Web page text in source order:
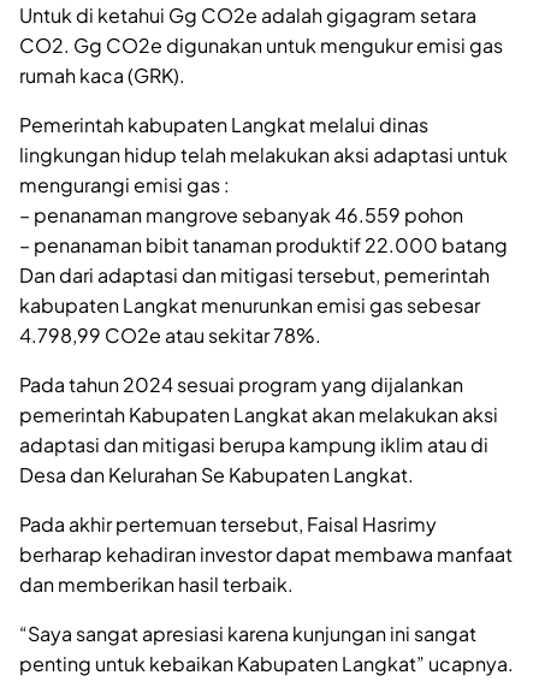
Untuk di ketahui Gg CO2e adalah gigagram setara
CO2. Gg CO2e digunakan untuk mengukur emisi gas
rumah kaca (GRK).
Pemerintah kabupaten Langkat melalui dinas
lingkungan hidup telah melakukan aksi adaptasi untuk
mengurangi emisi gas :
– penanaman mangrove sebanyak 46.559 pohon
– penanaman bibit tanaman produktif 22.000 batang
Dan dari adaptasi dan mitigasi tersebut, pemerintah
kabupaten Langkat menurunkan emisi gas sebesar
4.798,99 CO2e atau sekitar 78%.
Pada tahun 2024 sesuai program yang dijalankan
pemerintah Kabupaten Langkat akan melakukan aksi
adaptasi dan mitigasi berupa kampung iklim atau di
Desa dan Kelurahan Se Kabupaten Langkat.
Pada akhir pertemuan tersebut, Faisal Hasrimy
berharap kehadiran investor dapat membawa manfaat
dan memberikan hasil terbaik.
“Saya sangat apresiasi karena kunjungan ini sangat
penting untuk kebaikan Kabupaten Langkat” ucapnya.